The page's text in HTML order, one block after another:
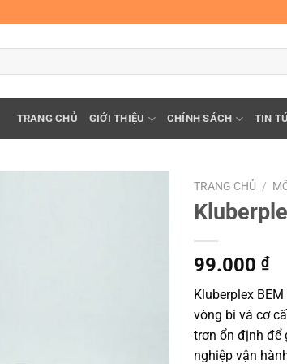
TRANG CHỦ GIỚI THIỆU CHÍNH SÁCH TIN
TRANG CHỦ /
99.000 ₫
Kluberplex
vòng bi và cơ
trơn ổn định để
nghiệp vận